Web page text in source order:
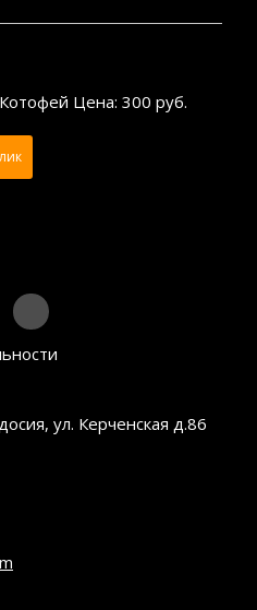
Цена: 300 руб.
ул. Керченская д.86